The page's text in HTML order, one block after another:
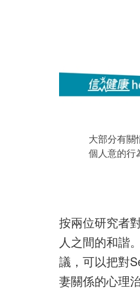
大部分有關
個人意的行
按兩位研究者
人之間的和諧
議，可以把對
妻關係的心理治